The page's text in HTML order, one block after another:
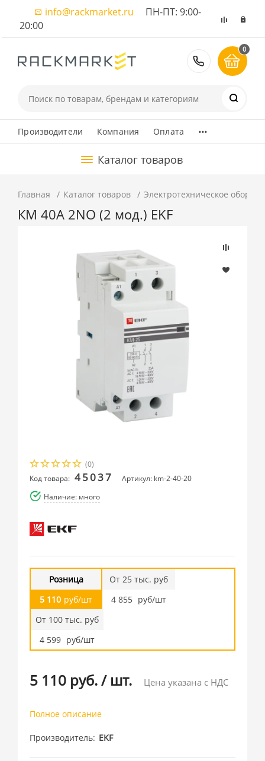
info@rackmarket.ru ПН-ПТ: 9:00-
20:00
8 (495)
0
Производители Компания Оплата ...
Каталог товаров
Главная Каталог товаров Электротехническое
КМ 40А 2NО (2 мод.) EKF
(0)
Код товара: 45037
Артикул: km-2-40-20
Наличие: много
Розница
5 110 руб/шт
От 25 тыс. руб
4 855 руб/шт
От 100 тыс. руб
4 599 руб/шт
5 110 руб./ шт. Цена указана с НДС
Полное описание
Производитель EKF